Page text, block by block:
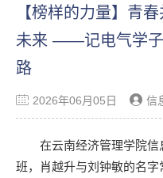
【榜样的力量】青
未来 ——记电气学子
路
2026年06月05日 信
在云南经济管理学院
班，肖越升与刘钟敏的名